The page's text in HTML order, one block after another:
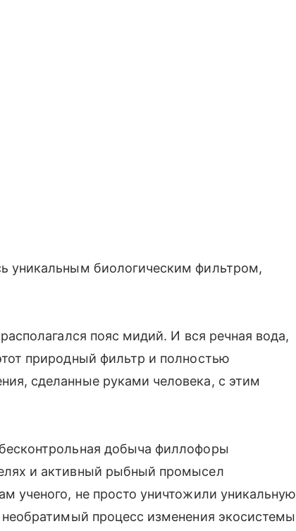
уникальным биологическим фильтром,
пояс мидий. И вся речная вода,
природный фильтр и полностью
сделанные руками человека, с этим
добыча филлофоры
и активный рыбный промысел
ученого, не просто уничтожили уникальную
процесс изменения экосистемы